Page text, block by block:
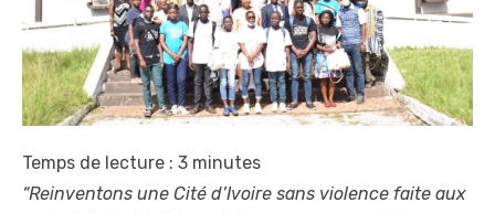
Temps de lecture : 3 minutes
“Reinventons une Cité d’Ivoire sans violence faite aux